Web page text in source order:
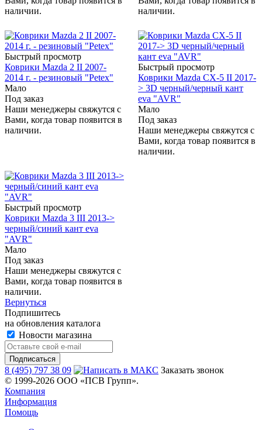
наличии.
наличии.
Быстрый просмотр
Коврики Mazda 2 II 2007-
2014 г. - резиновый "Petex"
Мало
Под заказ
Наши менеджеры свяжутся с
Вами, когда товар появится в
наличии.
Быстрый просмотр
Коврики Mazda CX-5 II 2017-
> 3D черный/черный кант
eva "AVR"
Мало
Под заказ
Наши менеджеры свяжутся с
Вами, когда товар появится в
наличии.
Быстрый просмотр
Коврики Mazda 3 III 2013->
черный/синий кант eva
"AVR"
Мало
Под заказ
Наши менеджеры свяжутся с
Вами, когда товар появится в
наличии.
Вернуться
Подпишитесь
на обновления каталога
Новости магазина
8 (495) 797 38 09
Заказать звонок
© 1999-2026 ООО «ПСВ Групп».
Компания
Информация
Помощь